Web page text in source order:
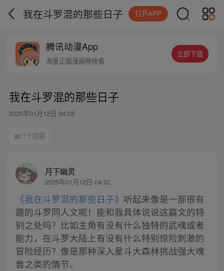
我在斗罗混的那些日子 打开APP
腾讯动漫App
海量正版漫画畅快看
立即下载
我在斗罗混的那些日子
2025年01月12日 04:02
1个回答
月下幽灵
2025年01月12日 04:02
《我在斗罗混的那些日子》 听起来像是一部很有
趣的斗罗同人文呢！能和我具体说说这篇文的特
别之处吗？比如主角有没有什么独特的武魂或者
能力，在斗罗大陆上有没有什么特别惊险刺激的
冒险经历？像是那种深入星斗大森林挑战强大魂
兽之类的情节。